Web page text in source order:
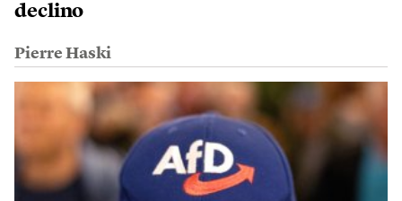
declino
Pierre Haski